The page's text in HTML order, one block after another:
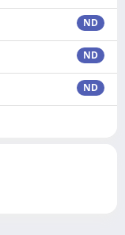
ND
ND
ND